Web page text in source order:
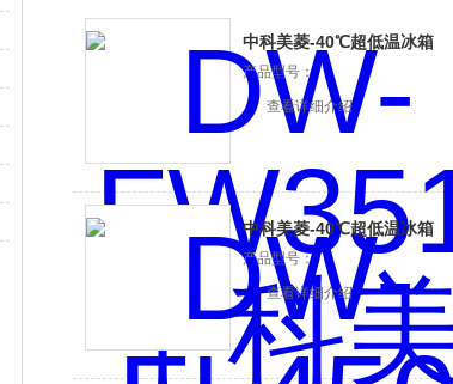
中科美菱-40℃超低温冰箱
产品型号：
查看详细介绍
中科美菱-40℃超低温冰箱
产品型号：
查看详细介绍